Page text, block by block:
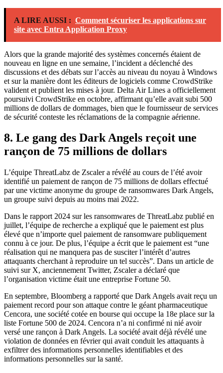
A LIRE AUSSI : Comment sécuriser les applications sur
site avec Entra Application Proxy
Alors que la grande majorité des systèmes concernés étaient de
nouveau en ligne en une semaine, l’incident a déclenché des
discussions et des débats sur l’accès au niveau du noyau à Windows
et sur la manière dont les éditeurs de logiciels comme CrowdStrike
valident et publient les mises à jour. Delta Air Lines a officiellement
poursuivi CrowdStrike en octobre, affirmant qu’elle avait subi 500
millions de dollars de dommages, bien que le fournisseur de services
de sécurité conteste les réclamations de la compagnie aérienne.
8. Le gang des Dark Angels reçoit une
rançon de 75 millions de dollars
L’équipe ThreatLabz de Zscaler a révélé au cours de l’été avoir
identifié un paiement de rançon de 75 millions de dollars effectué
par une victime anonyme du groupe de ransomwares Dark Angels,
un groupe suivi depuis au moins mai 2022.
Dans le rapport 2024 sur les ransomwares de ThreatLabz publié en
juillet, l’équipe de recherche a expliqué que le paiement est plus
élevé que n’importe quel paiement de ransomware publiquement
connu à ce jour. De plus, l’équipe a écrit que le paiement est “une
réalisation qui ne manquera pas de susciter l’intérêt d’autres
attaquants cherchant à reproduire un tel succès”. Dans un article de
suivi sur X, anciennement Twitter, Zscaler a déclaré que
l’organisation victime était une entreprise Fortune 50.
En septembre, Bloomberg a rapporté que Dark Angels avait reçu un
paiement record pour son attaque contre le géant pharmaceutique
Cencora, une société cotée en bourse qui occupe la 18e place sur la
liste Fortune 500 de 2024. Cencora n’a ni confirmé ni nié avoir
versé une rançon à Dark Angels. La société avait déjà révélé une
violation de données en février qui avait conduit les attaquants à
exfiltrer des informations personnelles identifiables et des
informations personnelles sur la santé.